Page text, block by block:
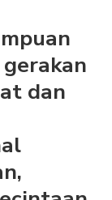
dan